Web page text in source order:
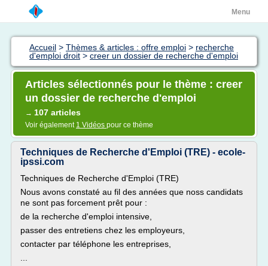
Menu
Accueil > Thèmes & articles : offre emploi > recherche
d'emploi droit > creer un dossier de recherche d'emploi
Articles sélectionnés pour le thème : creer
un dossier de recherche d'emploi
→ 107 articles
Voir également 1 Vidéos pour ce thème
Techniques de Recherche d'Emploi (TRE) - ecole-
ipssi.com
Techniques de Recherche d'Emploi (TRE)
Nous avons constaté au fil des années que noss candidats
ne sont pas forcement prêt pour :
de la recherche d'emploi intensive,
passer des entretiens chez les employeurs,
contacter par téléphone les entreprises,